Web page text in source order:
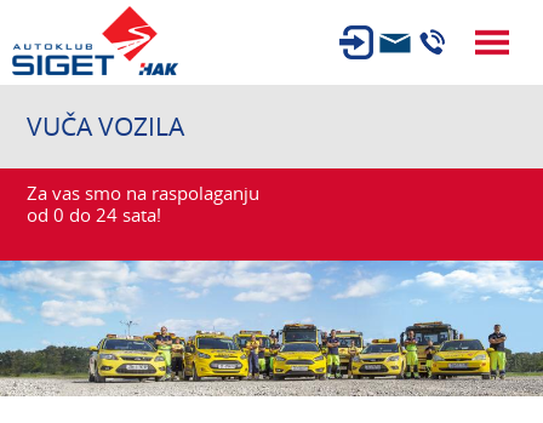
OSIGURANJE
USLUGE
NOVOSTI
O NAMA
VUČA VOZILA
Za vas smo na raspolaganju
od 0 do 24 sata!